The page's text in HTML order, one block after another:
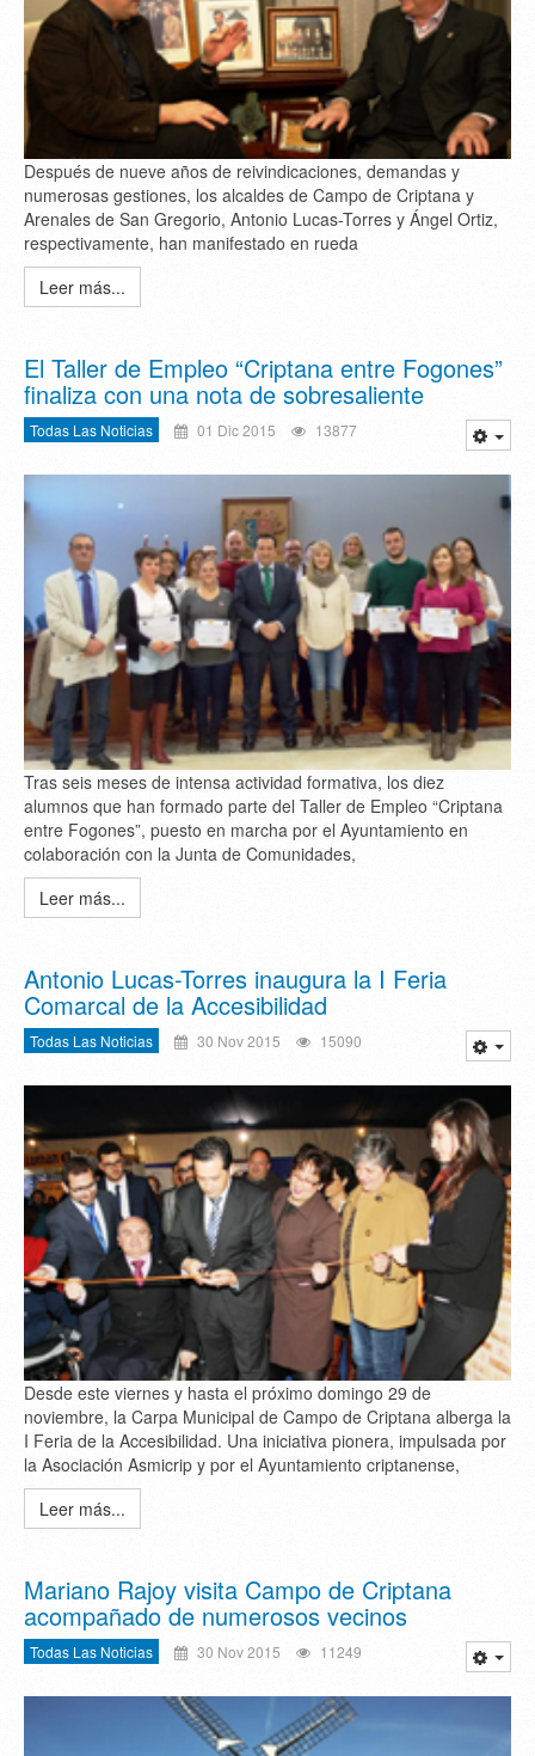
Después de nueve años de reivindicaciones, demandas y
numerosas gestiones, los alcaldes de Campo de Criptana y
Arenales de San Gregorio, Antonio Lucas-Torres y Ángel Ortiz,
respectivamente, han manifestado en rueda
Leer más...
El Taller de Empleo “Criptana entre Fogones”
finaliza con una nota de sobresaliente
Todas Las Noticias 01 Dic 2015 13877
Tras seis meses de intensa actividad formativa, los diez
alumnos que han formado parte del Taller de Empleo “Criptana
entre Fogones”, puesto en marcha por el Ayuntamiento en
colaboración con la Junta de Comunidades,
Leer más...
Antonio Lucas-Torres inaugura la I Feria
Comarcal de la Accesibilidad
Todas Las Noticias 30 Nov 2015 15090
Desde este viernes y hasta el próximo domingo 29 de
noviembre, la Carpa Municipal de Campo de Criptana alberga la
I Feria de la Accesibilidad. Una iniciativa pionera, impulsada por
la Asociación Asmicrip y por el Ayuntamiento criptanense,
Leer más...
Mariano Rajoy visita Campo de Criptana
acompañado de numerosos vecinos
Todas Las Noticias 30 Nov 2015 11249